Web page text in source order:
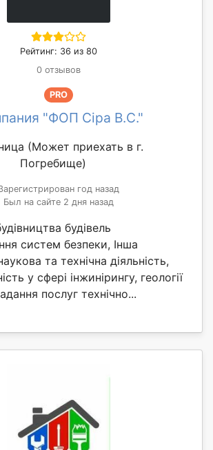
Рейтинг: 36 из 80
0 отзывов
PRO
"ФОП Сіра В.С."
(Может приехать в г.
Погребище)
год назад
Был на сайте 2 дня назад
будівель
систем безпеки, Інша
та технічна діяльність,
у сфері інжинірингу, геології
послуг технічно...